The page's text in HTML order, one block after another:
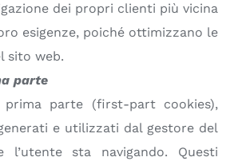
dei propri clienti più vicina
esigenze, poiché ottimizzano le
sito web.
parte
parte (first-part cookies),
e utilizzati dal gestore del
l’utente sta navigando. Questi